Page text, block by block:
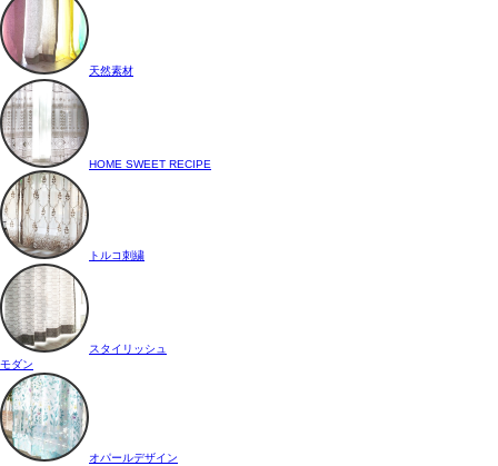
天然素材
HOME SWEET RECIPE
トルコ刺繍
スタイリッシュ
モダン
オパールデザイン